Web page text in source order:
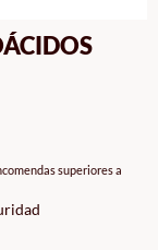
superiores a